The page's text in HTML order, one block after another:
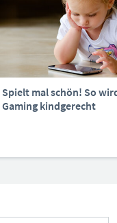
Spielt mal schön! So
Gaming kindgerecht